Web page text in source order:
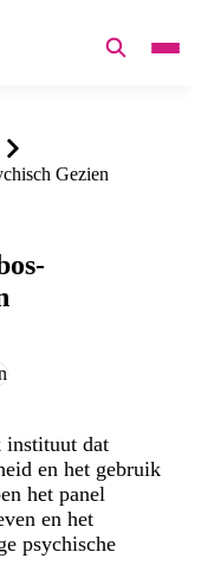
Gezien
instituut dat
en het gebruik
het panel
en het
psychische